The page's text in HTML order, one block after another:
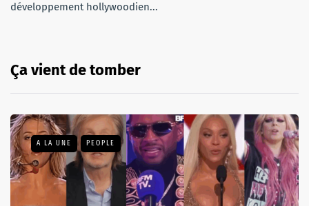
développement hollywoodien...
Ça vient de tomber
A LA UNE PEOPLE